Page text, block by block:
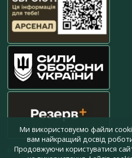
press@armyinform.com.ua
Ми використовуємо файли
вам найкращий досвід
Продовжуючи користуватися